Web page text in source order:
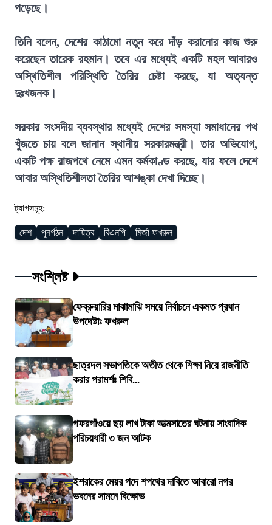
পড়েছে।
তিনি বলেন, দেশের কাঠামো নতুন করে দাঁড় করানোর কাজ শুরু
করেছেন তারেক রহমান। তবে এর মধ্যেই একটি মহল আবারও
অস্থিতিশীল পরিস্থিতি তৈরির চেষ্টা করছে, যা অত্যন্ত
দুঃখজনক।
সরকার সংসদীয় ব্যবস্থার মধ্যেই দেশের সমস্যা সমাধানের পথ
খুঁজতে চায় বলে জানান স্থানীয় সরকারমন্ত্রী। তার অভিযোগ,
একটি পক্ষ রাজপথে নেমে এমন কর্মকাণ্ড করছে, যার ফলে দেশে
আবার অস্থিতিশীলতা তৈরির আশঙ্কা দেখা দিচ্ছে।
ট্যাগসমূহ:
দেশ পুনর্গঠন দায়িত্ব বিএনপি মির্জা ফখরুল
সংশ্লিষ্ট
ফেব্রুয়ারির মাঝামাঝি সময়ে নির্বাচনে একমত প্রধান
উপদেষ্টাঃ ফখরুল
ছাত্রদল সভাপতিকে অতীত থেকে শিক্ষা নিয়ে রাজনীতি
করার পরামর্শঃ শিবি...
গফরগাঁওয়ে ছয় লাখ টাকা আত্মসাতের ঘটনায় সাংবাদিক
পরিচয়ধারী ৩ জন আটক
ইশরাকের মেয়র পদে শপথের দাবিতে আবারো নগর
ভবনের সামনে বিক্ষোভ